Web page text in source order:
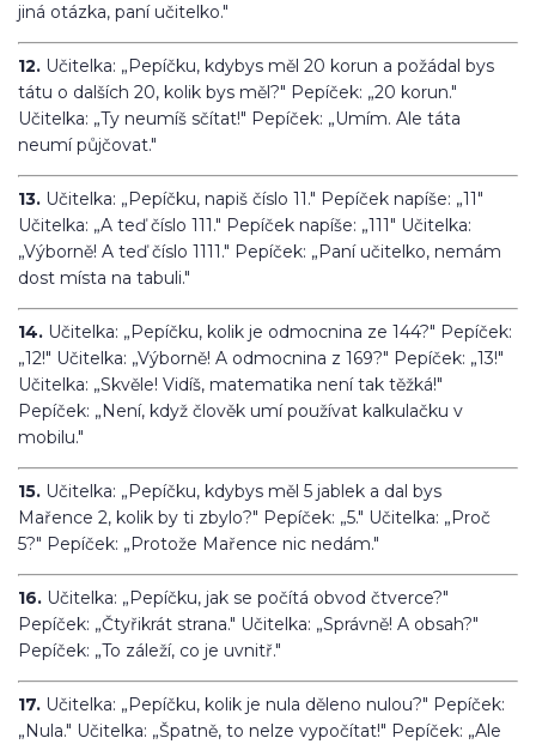
jiná otázka, paní učitelko."
12. Učitelka: „Pepíčku, kdybys měl 20 korun a požádal bys
tátu o dalších 20, kolik bys měl?" Pepíček: „20 korun."
Učitelka: „Ty neumíš sčítat!" Pepíček: „Umím. Ale táta
neumí půjčovat."
13. Učitelka: „Pepíčku, napiš číslo 11." Pepíček napíše: „11"
Učitelka: „A teď číslo 111." Pepíček napíše: „111" Učitelka:
„Výborně! A teď číslo 1111." Pepíček: „Paní učitelko, nemám
dost místa na tabuli."
14. Učitelka: „Pepíčku, kolik je odmocnina ze 144?" Pepíček:
„12!" Učitelka: „Výborně! A odmocnina z 169?" Pepíček: „13!"
Učitelka: „Skvěle! Vidíš, matematika není tak těžká!"
Pepíček: „Není, když člověk umí používat kalkulačku v
mobilu."
15. Učitelka: „Pepíčku, kdybys měl 5 jablek a dal bys
Mařence 2, kolik by ti zbylo?" Pepíček: „5." Učitelka: „Proč
5?" Pepíček: „Protože Mařence nic nedám."
16. Učitelka: „Pepíčku, jak se počítá obvod čtverce?"
Pepíček: „Čtyřikrát strana." Učitelka: „Správně! A obsah?"
Pepíček: „To záleží, co je uvnitř."
17. Učitelka: „Pepíčku, kolik je nula děleno nulou?" Pepíček:
„Nula." Učitelka: „Špatně, to nelze vypočítat!" Pepíček: „Ale